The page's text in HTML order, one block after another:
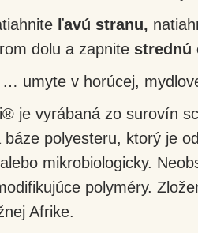
ľavú stranu,
dolu a zapnite strednú
umyte v horúcej,
je vyrábaná zo surovín
báze polyesteru, ktorý je
mikrobiologicky.
polyméry.
Afrike.